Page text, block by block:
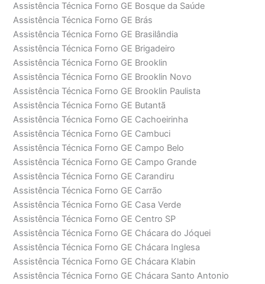
Assistência Técnica Forno GE Bosque da Saúde
Assistência Técnica Forno GE Brás
Assistência Técnica Forno GE Brasilândia
Assistência Técnica Forno GE Brigadeiro
Assistência Técnica Forno GE Brooklin
Assistência Técnica Forno GE Brooklin Novo
Assistência Técnica Forno GE Brooklin Paulista
Assistência Técnica Forno GE Butantã
Assistência Técnica Forno GE Cachoeirinha
Assistência Técnica Forno GE Cambuci
Assistência Técnica Forno GE Campo Belo
Assistência Técnica Forno GE Campo Grande
Assistência Técnica Forno GE Carandiru
Assistência Técnica Forno GE Carrão
Assistência Técnica Forno GE Casa Verde
Assistência Técnica Forno GE Centro SP
Assistência Técnica Forno GE Chácara do Jóquei
Assistência Técnica Forno GE Chácara Inglesa
Assistência Técnica Forno GE Chácara Klabin
Assistência Técnica Forno GE Chácara Santo Antonio